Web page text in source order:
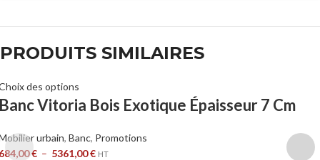
PRODUITS SIMILAIRES
des options
Vitoria Bois Exotique Épaisseur 7 Cm
urbain,Banc, Promotions
€ – 5361,00€ HT